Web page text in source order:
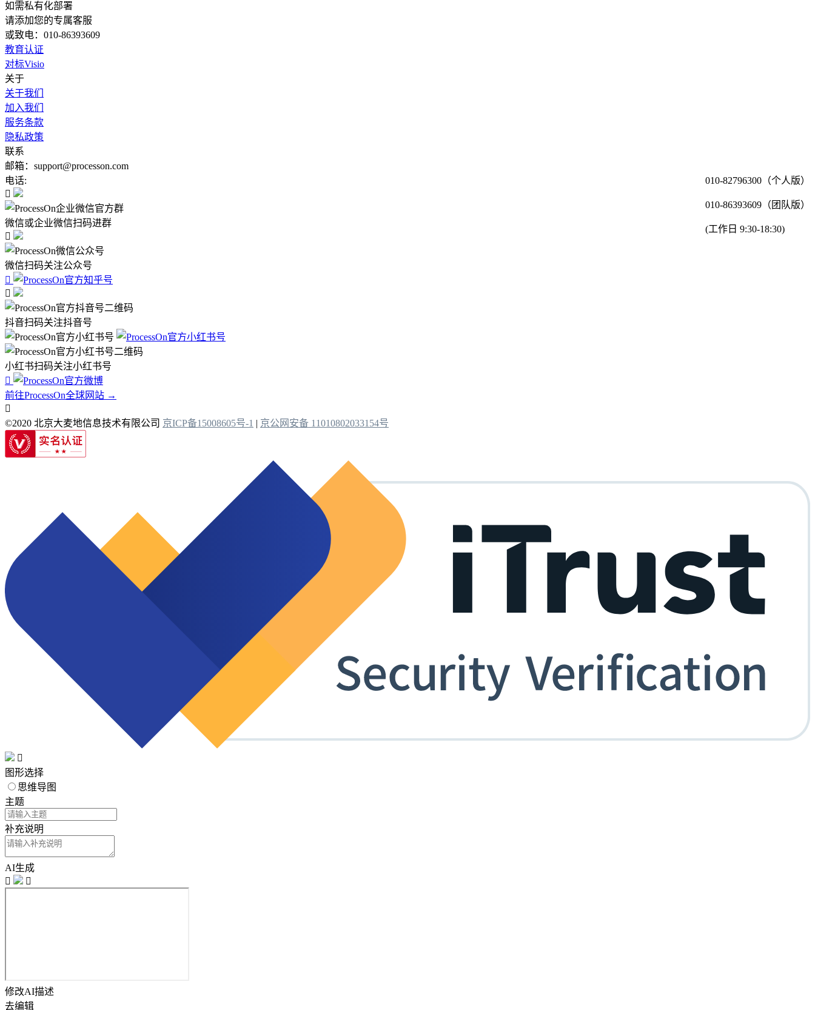
如需私有化部署
请添加您的专属客服
或致电：010-86393609
教育认证
对标Visio
关于
关于我们
加入我们
服务条款
隐私政策
联系
邮箱：support@processon.com
电话:
010-82796300（个人版）
010-86393609（团队版）
(工作日 9:30-18:30)

微信或企业微信扫码进群

微信扫码关注公众号


抖音扫码关注抖音号
小红书扫码关注小红书号

前往ProcessOn全球网站 →

©2020 北京大麦地信息技术有限公司 京ICP备15008605号-1 | 京公网安备 11010802033154号

图形选择
思维导图
主题
补充说明
AI生成


修改AI描述
去编辑